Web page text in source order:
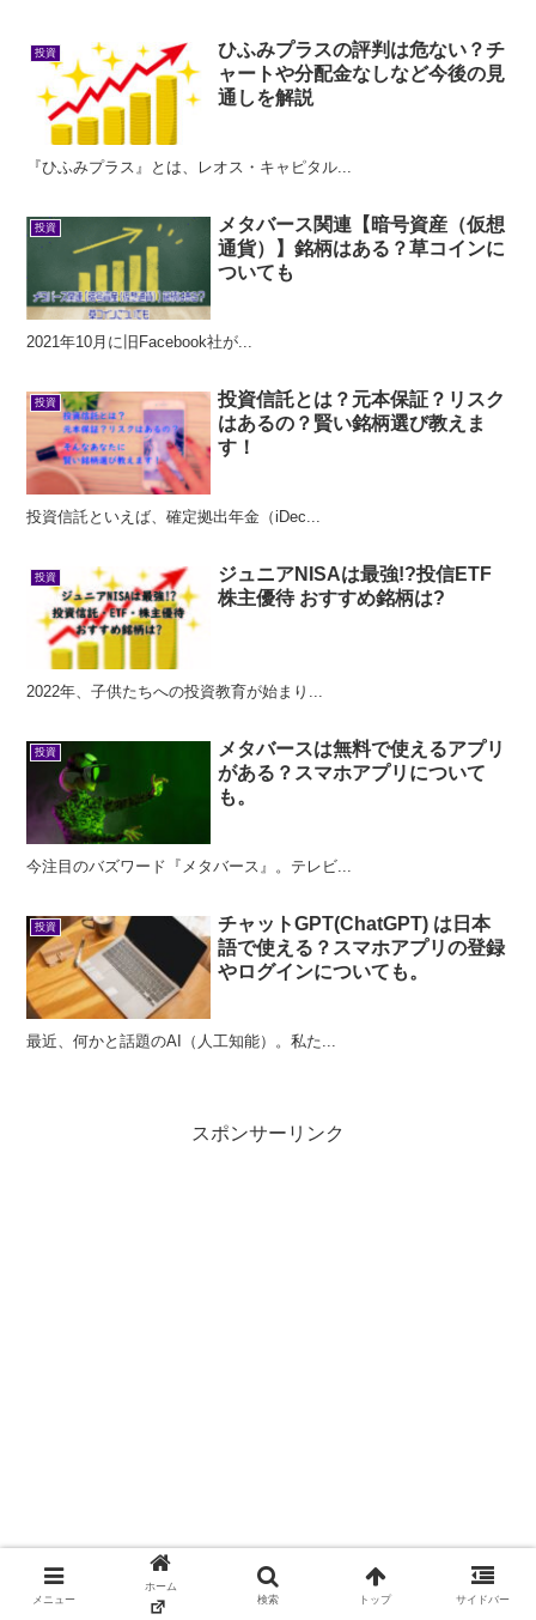
投資
ひふみプラスの評判は危ない？チ
ャートや分配金なしなど今後の見
通しを解説
『ひふみプラス』とは、レオス・キャピタル...
投資
メタバース関連【暗号資産（仮想
通貨）】銘柄はある？草コインに
ついても
2021年10月に旧Facebook社が...
投資
投資信託とは？元本保証？リスク
はあるの？賢い銘柄選び教えま
す！
投資信託といえば、確定拠出年金（iDec...
投資
ジュニアNISAは最強!?投信ETF
株主優待 おすすめ銘柄は?
2022年、子供たちへの投資教育が始まり...
投資
メタバースは無料で使えるアプリ
がある？スマホアプリについて
も。
今注目のバズワード『メタバース』。テレビ...
投資
チャットGPT(ChatGPT) は日本
語で使える？スマホアプリの登録
やログインについても。
最近、何かと話題のAI（人工知能）。私た...
スポンサーリンク
メニュー
ホーム
検索
トップ サイドバー